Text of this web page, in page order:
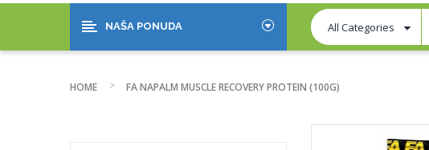
NAŠA PONUDA
HOME FA NAPALM MUSCLE RECOVERY PROTEIN (100G)